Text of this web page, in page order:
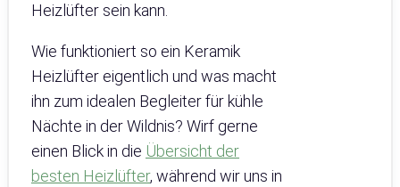
Heizlüfter sein kann.
Wie funktioniert so ein Keramik
Heizlüfter eigentlich und was macht
ihn zum idealen Begleiter für kühle
Nächte in der Wildnis? Wirf gerne
einen Blick in die Übersicht der
besten Heizlüfter, während wir uns in